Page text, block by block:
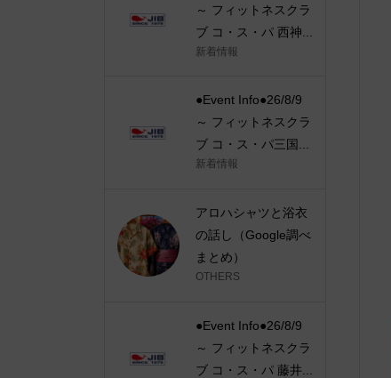
～ フィットネスクラ
ブ コ・ス・パ 西神...
新着情報
●Event Info●26/8/9
～ フィットネスクラ
ブ コ・ス・パ三国...
新着情報
アロハシャツと浴衣
の話し（Google調べ
まとめ）
OTHERS
●Event Info●26/8/9
～ フィットネスクラ
ブ コ・ス・パ 藤井...